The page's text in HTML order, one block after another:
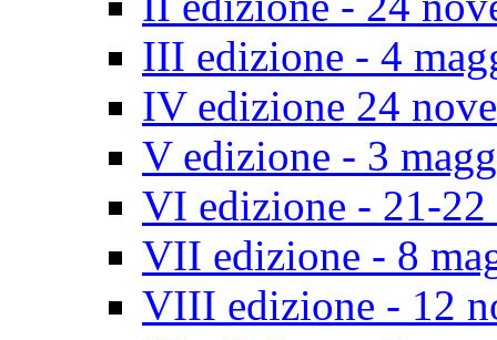
III edizione - 4
IV edizione 24
V edizione - 3
VI edizione - 21-22
VII edizione - 8
VIII edizione - 12